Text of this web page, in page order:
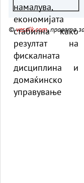
©vesnik.com, правата